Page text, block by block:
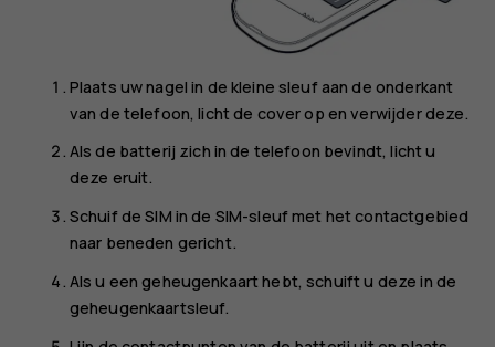
Plaats uw nagel in de kleine sleuf aan de onderkant
van de telefoon, licht de cover op en verwijder deze.
Als de batterij zich in de telefoon bevindt, licht u
deze eruit.
Schuif de SIM in de SIM-sleuf met het contactgebied
naar beneden gericht.
Als u een geheugenkaart hebt, schuift u deze in de
geheugenkaartsleuf.